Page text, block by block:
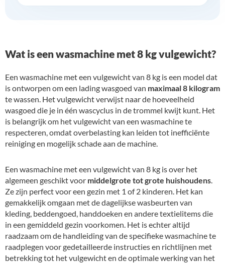
Wat is een wasmachine met 8 kg vulgewicht?
Een wasmachine met een vulgewicht van 8 kg is een model dat
is ontworpen om een lading wasgoed van maximaal 8 kilogram
te wassen. Het vulgewicht verwijst naar de hoeveelheid
wasgoed die je in één wascyclus in de trommel kwijt kunt. Het
is belangrijk om het vulgewicht van een wasmachine te
respecteren, omdat overbelasting kan leiden tot inefficiënte
reiniging en mogelijk schade aan de machine.
Een wasmachine met een vulgewicht van 8 kg is over het
algemeen geschikt voor middelgrote tot grote huishoudens.
Ze zijn perfect voor een gezin met 1 of 2 kinderen. Het kan
gemakkelijk omgaan met de dagelijkse wasbeurten van
kleding, beddengoed, handdoeken en andere textielitems die
in een gemiddeld gezin voorkomen. Het is echter altijd
raadzaam om de handleiding van de specifieke wasmachine te
raadplegen voor gedetailleerde instructies en richtlijnen met
betrekking tot het vulgewicht en de optimale werking van het